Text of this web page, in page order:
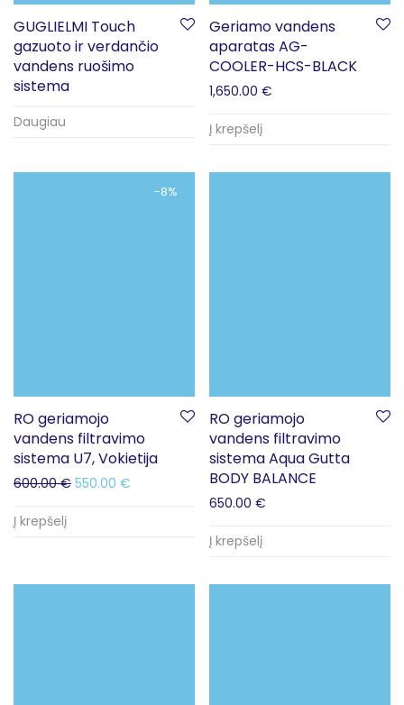
GUGLIELMI Touch
gazuoto ir verdančio
vandens ruošimo
sistema
Daugiau
Geriamo vandens
aparatas AG-
COOLER-HCS-BLACK
1,650.00 €
Į krepšelį
-8%
RO geriamojo
vandens filtravimo
sistema U7, Vokietija
600.00€ 550.00 €
Į krepšelį
RO geriamojo
vandens filtravimo
sistema Aqua Gutta
BODY BALANCE
650.00 €
Į krepšelį